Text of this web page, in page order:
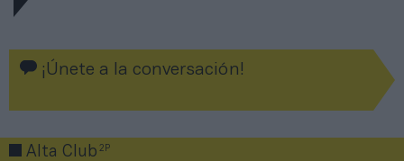
¡Únete a la conversación!
Alta Club2P